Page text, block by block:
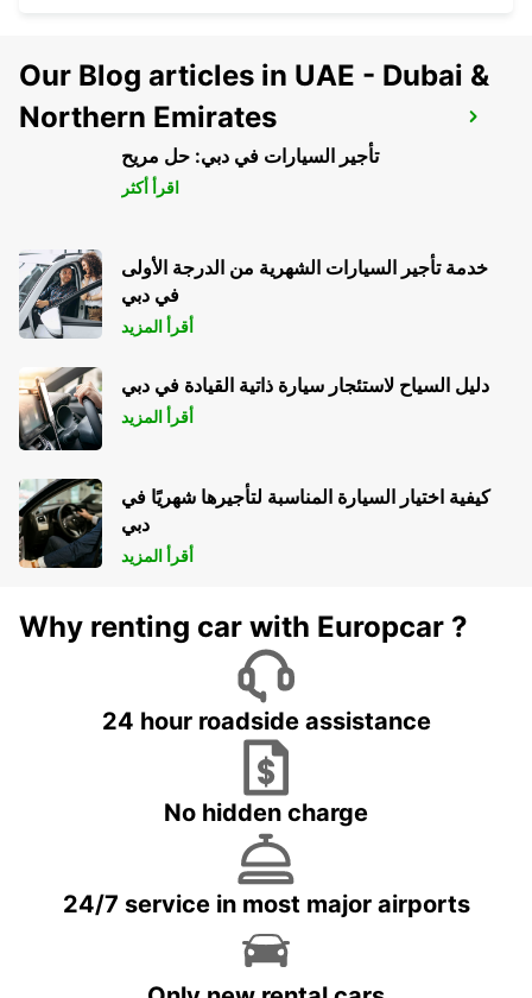
ROME PRATI FISCALI
ROMA - ITALY
Our Blog articles in UAE - Dubai &
Northern Emirates
تأجير السيارات في دبي: حل مريح
اقرأ أكثر
خدمة تأجير السيارات الشهرية من الدرجة الأولى
في دبي
أقرأ المزيد
دليل السياح لاستئجار سيارة ذاتية القيادة في دبي
أقرأ المزيد
كيفية اختيار السيارة المناسبة لتأجيرها شهريًا في
دبي
أقرأ المزيد
Why renting car with Europcar ?
24 hour roadside assistance
No hidden charge
24/7 service in most major airports